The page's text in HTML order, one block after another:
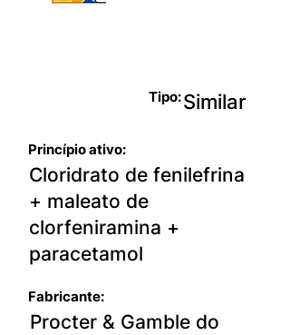
Tipo:Similar
Princípio ativo:
Cloridrato de fenilefrina
+ maleato de
clorfeniramina +
paracetamol
Fabricante:
Procter & Gamble do